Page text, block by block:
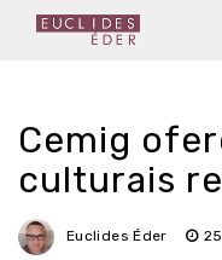
Cemig
culturais
Euclides Éder